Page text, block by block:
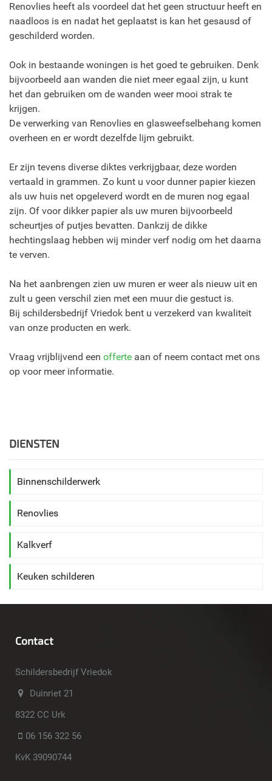
Renovlies heeft als voordeel dat het geen structuur heeft en
naadloos is en nadat het geplaatst is kan het gesausd of
geschilderd worden.
Ook in bestaande woningen is het goed te gebruiken. Denk
bijvoorbeeld aan wanden die niet meer egaal zijn, u kunt
het dan gebruiken om de wanden weer mooi strak te
krijgen.
De verwerking van Renovlies en glasweefselbehang komen
overheen en er wordt dezelfde lijm gebruikt.
Er zijn tevens diverse diktes verkrijgbaar, deze worden
vertaald in grammen. Zo kunt u voor dunner papier kiezen
als uw huis net opgeleverd wordt en de muren nog egaal
zijn. Of voor dikker papier als uw muren bijvoorbeeld
scheurtjes of putjes bevatten. Dankzij de dikke
hechtingslaag hebben wij minder verf nodig om het daarna
te verven.
Na het aanbrengen zien uw muren er weer als nieuw uit en
zult u geen verschil zien met een muur die gestuct is.
Bij schildersbedrijf Vriedok bent u verzekerd van kwaliteit
van onze producten en werk.
Vraag vrijblijvend een offerte aan of neem contact met ons
op voor meer informatie.
DIENSTEN
Binnenschilderwerk
Renovlies
Kalkverf
Keuken schilderen
Contact
Schildersbedrijf Vriedok
Duinriet 21
8322 CC Urk
06 156 322 56
KvK 39090744